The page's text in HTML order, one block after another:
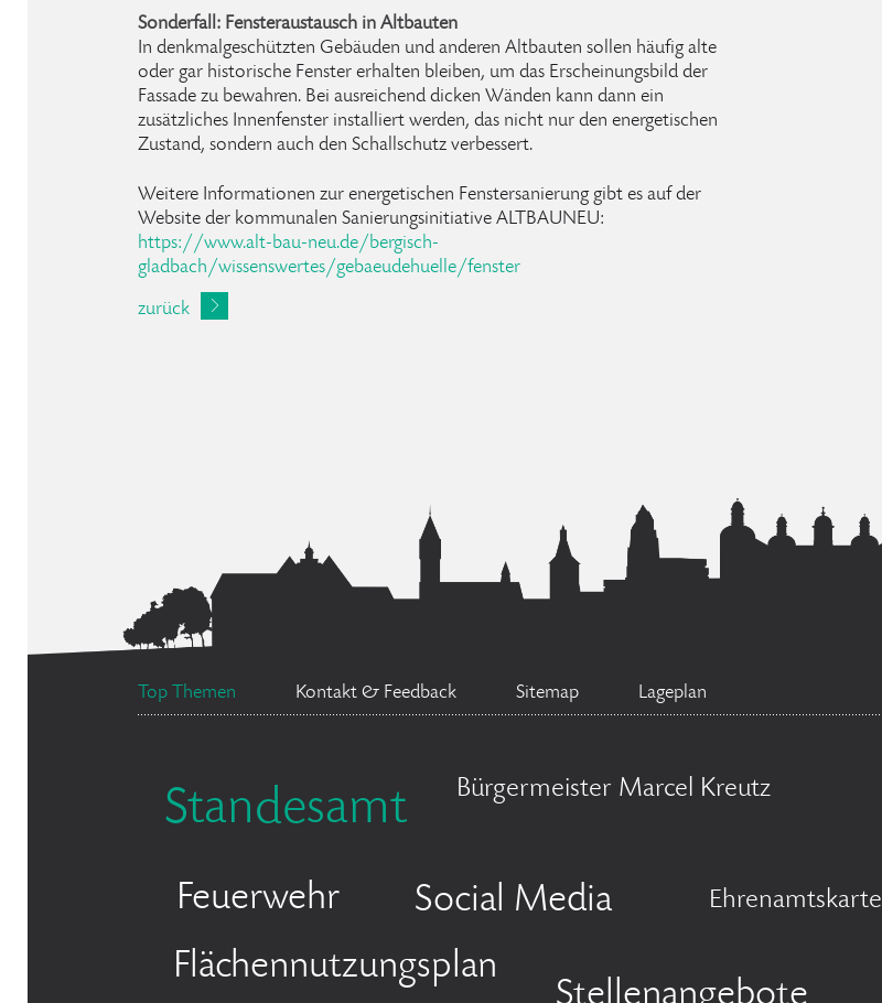
Sonderfall: Fensteraustausch in Altbauten
In denkmalgeschützten Gebäuden und anderen Altbauten sollen häufig alte
oder gar historische Fenster erhalten bleiben, um das Erscheinungsbild der
Fassade zu bewahren. Bei ausreichend dicken Wänden kann dann ein
zusätzliches Innenfenster installiert werden, das nicht nur den energetischen
Zustand, sondern auch den Schallschutz verbessert.
Weitere Informationen zur energetischen Fenstersanierung gibt es auf der
Website der kommunalen Sanierungsinitiative ALTBAUNEU:
https://www.alt-bau-neu.de/bergisch-
gladbach/wissenswertes/gebaeudehuelle/fenster
zurück
Top Themen Kontakt & Feedback Sitemap Lageplan
Standesamt Bürgermeister Marcel Kreutz
Feuerwehr Social Media Ehrenamtskarte
Flächennutzungsplan